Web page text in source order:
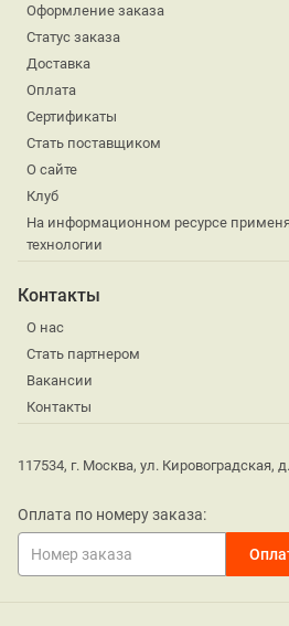
Оформление заказа
Статус заказа
Доставка
Оплата
Сертификаты
Стать поставщиком
О сайте
Клуб
На информационном ресурсе
технологии
Контакты
О нас
Стать партнером
Вакансии
Контакты
117534, г. Москва, ул. Кировоградская,
Оплата по номеру заказа: